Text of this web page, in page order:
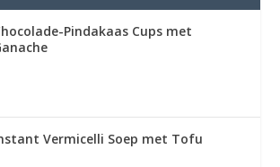
Pindakaas Cups met
Vermicelli Soep met Tofu